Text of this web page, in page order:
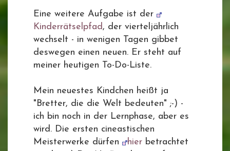
Eine weitere Aufgabe ist der
Kinderrätselpfad, der vierteljährlich
wechselt - in wenigen Tagen gibbet
deswegen einen neuen. Er steht auf
meiner heutigen To-Do-Liste.
Mein neuestes Kindchen heißt ja
"Bretter, die die Welt bedeuten" ;-) -
ich bin noch in der Lernphase, aber es
wird. Die ersten cineastischen
Meisterwerke dürfen
hier betrachtet